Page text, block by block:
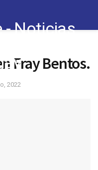
Fray Bentos.
2022